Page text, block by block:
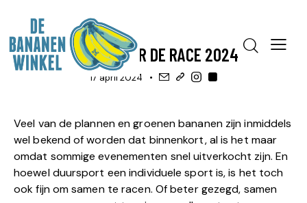
EVENEMENTEN
SAMEN NAAR DE RACE 2024
17 april 2024
Veel van de plannen en groenen bananen zijn inmiddels
wel bekend of worden dat binnenkort, al is het maar
omdat sommige evenementen snel uitverkocht zijn. En
hoewel duursport een individuele sport is, is het toch
ook fijn om samen te racen. Of beter gezegd, samen